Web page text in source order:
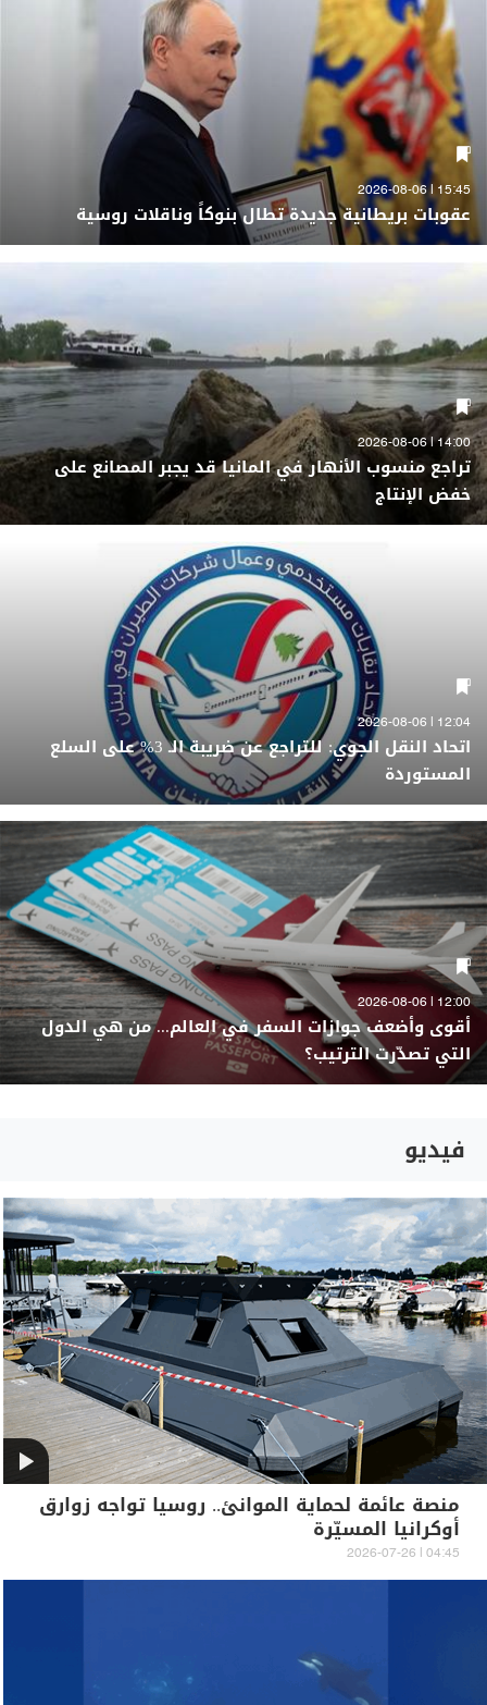
15:45 | 2026-08-06
عقوبات بريطانية جديدة تطال بنوكاً وناقلات روسية
14:00 | 2026-08-06
تراجع منسوب الأنهار في المانيا قد يجبر المصانع على
خفض الإنتاج
12:04 | 2026-08-06
اتحاد النقل الجوي: للتراجع عن ضريبة الـ 3% على السلع
المستوردة
12:00 | 2026-08-06
أقوى وأضعف جوازات السفر في العالم... من هي الدول
التي تصدّرت الترتيب؟
فيديو
منصة عائمة لحماية الموانئ.. روسيا تواجه زوارق
أوكرانيا المسيّرة
04:45 | 2026-07-26